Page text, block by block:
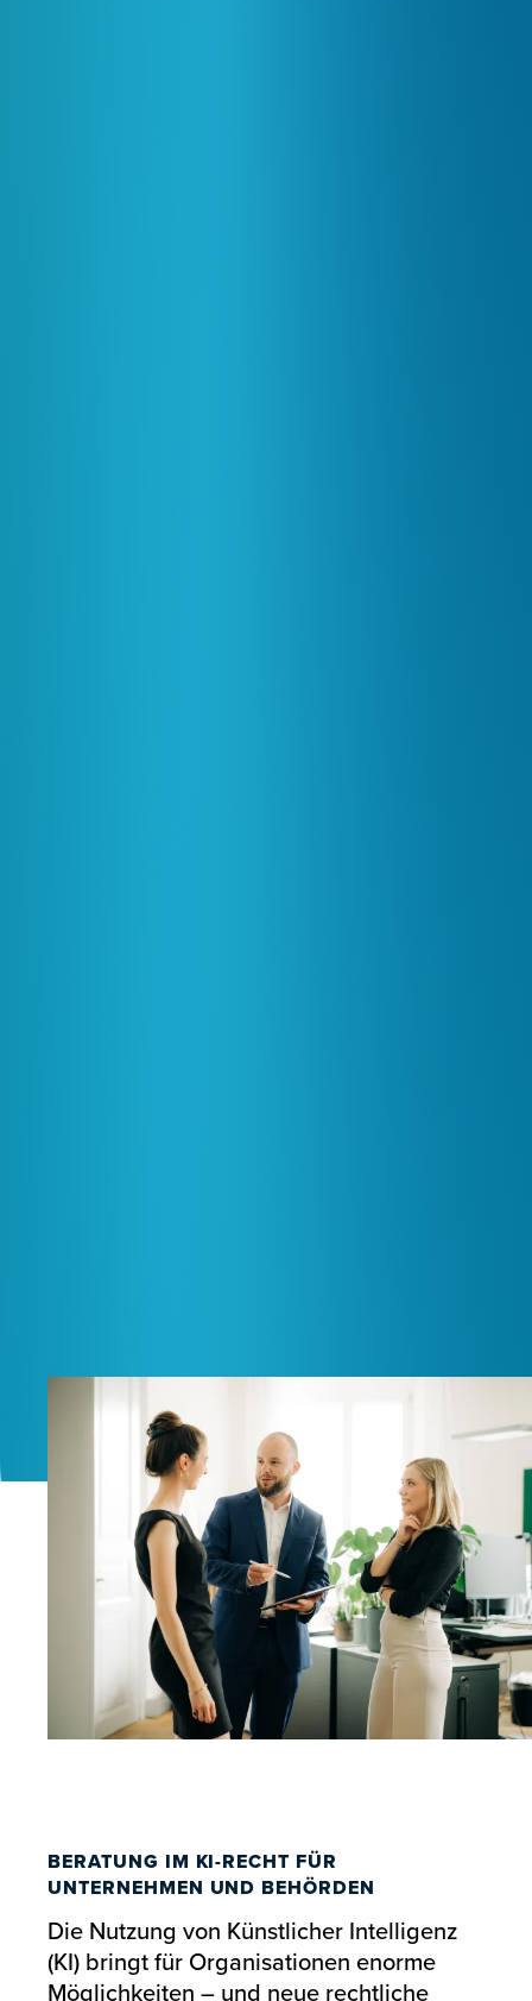
BERATUNG IM KI-RECHT FÜR
UNTERNEHMEN UND BEHÖRDEN
Die Nutzung von Künstlicher Intelligenz
(KI) bringt für Organisationen enorme
Möglichkeiten – und neue rechtliche